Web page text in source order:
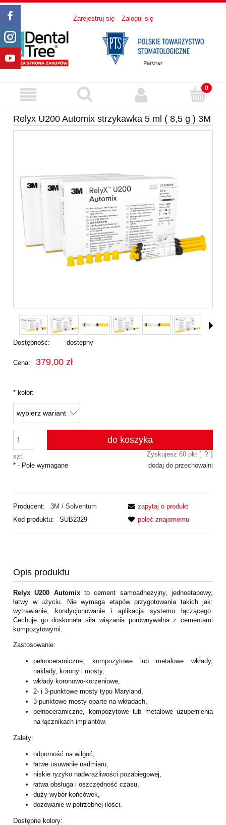
Zarejestruj się Zaloguj się
Relyx U200 Automix strzykawka 5 ml ( 8,5 g ) 3M
Dostępność: dostępny
Cena: 379,00 zł
* kolor:
szt.
do koszyka
Zyskujesz 60pkt [ ? ]
dodaj do przechowalni
* - Pole wymagane
Producent:
3M / Solventum
Kod produktu:
SUB2329
zapytaj o produkt
poleć znajomemu
Opis produktu
Relyx U200 Automixto cement samoadhezyjny, jednoetapowy,
łatwy w użyciu. Nie wymaga etapów przygotowania takich jak:
wytrawianie, kondycjonowanie i aplikacja systemu łączącego.
Cechuje go doskonała siła wiązania porównywalna z cementami
kompozytowymi.
Zastosowanie:
pełnoceramiczne, kompozytowe lub metalowe wkłady,
nakłady, korony i mosty,
wkłady koronowo-korzeniowe,
2- i 3-punktowe mosty typu Maryland,
3-punktowe mosty oparte na wkładach,
pełnoceramiczne, kompozytowe lub metalowe uzupełnienia
na łącznikach implantów.
Zalety:
odporność na wilgoć,
łatwe usuwanie nadmiaru,
niskie ryzyko nadwrażliwości pozabiegowej,
łatwa obsługa i oszczędność czasu,
duży wybór końcówek,
dozowanie w potrzebnej ilości.
Dostępne kolory: